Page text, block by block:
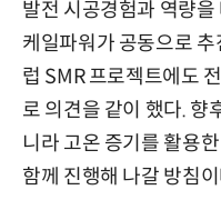
발전 시공경험과 역량
케일파워가 공동으로
럽 SMR 프로젝트에도
로 의견을 같이 했다. 향
니라 고온 증기를 활용
함께 진행해 나갈 방침